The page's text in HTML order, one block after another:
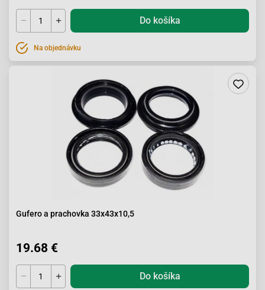
Do košíka
Na objednávku
Gufero a prachovka 33x43x10,5
19.68 €
Do košíka